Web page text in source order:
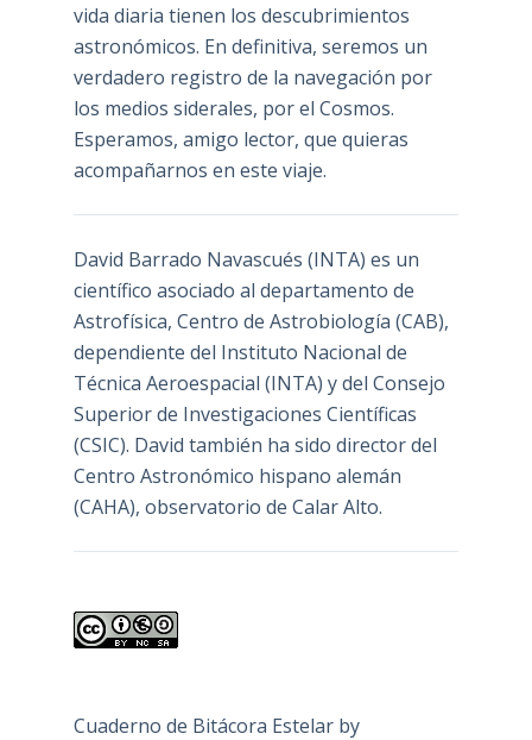
vida diaria tienen los descubrimientos
astronómicos. En definitiva, seremos un
verdadero registro de la navegación por
los medios siderales, por el Cosmos.
Esperamos, amigo lector, que quieras
acompañarnos en este viaje.
David Barrado Navascués (INTA) es un
científico asociado al departamento de
Astrofísica, Centro de Astrobiología (CAB),
dependiente del Instituto Nacional de
Técnica Aeroespacial (INTA) y del Consejo
Superior de Investigaciones Científicas
(CSIC). David también ha sido director del
Centro Astronómico hispano alemán
(CAHA), observatorio de Calar Alto.
Cuaderno de Bitácora Estelarby